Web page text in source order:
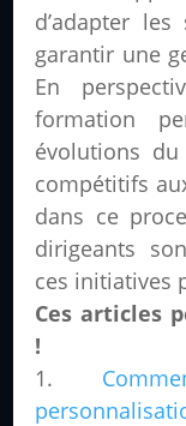
d’adapter
garantir une
En
formation
évolutions
compétitifs
dans ce
dirigeants
ces initiatives
Ces articles
!